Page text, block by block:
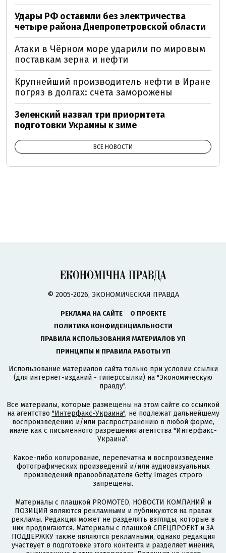
Удары РФ оставили без электричества
четыре района Днепропетровской области
Атаки в Чёрном море ударили по мировым
поставкам зерна и нефти
Крупнейший производитель нефти в Иране
погряз в долгах: счета заморожены
Зеленский назвал три приоритета
подготовки Украины к зиме
ВСЕ НОВОСТИ
© 2005-2026, ЭКОНОМИЧЕСКАЯ ПРАВДА
РЕКЛАМА НА САЙТЕ
О ПРОЕКТЕ
ПОЛИТИКА КОНФИДЕНЦИАЛЬНОСТИ
ПРАВИЛА ИСПОЛЬЗОВАНИЯ МАТЕРИАЛОВ УП
ПРИНЦИПЫ И ПРАВИЛА РАБОТЫ УП
Использование материалов сайта только при условии ссылки
(для интернет-изданий - гиперссылки) на "Экономическую
правду".
Все материалы, которые размещены на этом сайте со ссылкой
на агентство "Интерфакс-Украина", не подлежат дальнейшему
воспроизведению и/или распространению в любой форме,
иначе как с письменного разрешения агентства "Интерфакс-
Украина".
Какое-либо копирование, перепечатка и воспроизведение
фотографических произведений и/или аудиовизуальных
произведений правообладателя Getty Images строго
запрещены.
Материалы с плашкой PROMOTED, НОВОСТИ КОМПАНИЙ и
ПОЗИЦИЯ являются рекламными и публикуются на правах
рекламы. Редакция может не разделять взгляды, которые в
них продвигаются. Материалы с плашкой СПЕЦПРОЕКТ и ЗА
ПОДДЕРЖКУ также являются рекламными, однако редакция
участвует в подготовке этого контента и разделяет мнения,